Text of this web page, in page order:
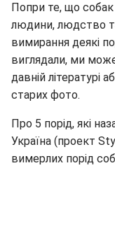
Попри те, що
людини, людство
вимирання деякі
виглядали, ми
давній літературі
старих фото.
Про 5 порід, які
Україна (проект
вимерлих порід